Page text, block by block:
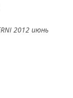
2012 июнь